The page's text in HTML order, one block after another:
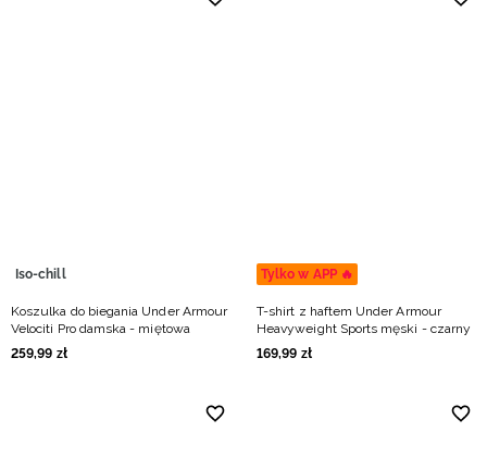
Iso-chill
Koszulka do biegania Under Armour
Velociti Pro damska - miętowa
259,99 zł
Tylko w APP 🔥
T-shirt z haftem Under Armour
Heavyweight Sports męski - czarny
169,99 zł